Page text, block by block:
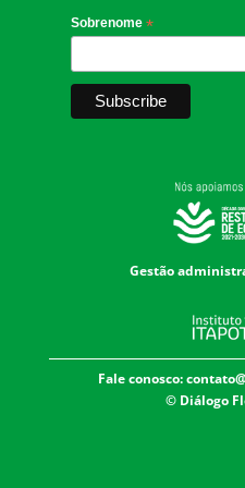
Sobrenome *
Gestão
Fale conosco:
© Diálogo